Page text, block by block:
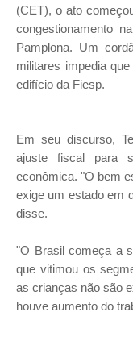
(CET), o ato
congestionamento
Pamplona. Um
militares impedia
edifício da Fiesp.
Em seu discurso,
ajuste fiscal para
econômica. "O bem
exige um estado em
disse.
"O Brasil começa a
que vitimou os
as crianças não são
houve aumento do